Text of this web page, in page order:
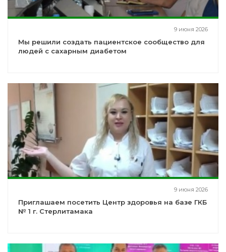
9 июня 2026
Мы решили создать пациентское сообщество для
людей с сахарным диабетом
9 июня 2026
Приглашаем посетить Центр здоровья на базе ГКБ
№ 1 г. Стерлитамака